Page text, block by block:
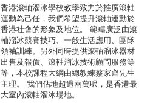
香港滾軸溜冰學校教學致力於推廣滾軸
運動為己任，我們希望提升滾軸運動於
香港社會的形象及地位。 範疇廣泛由滾
軸溜冰競賽技巧、一般生活應用、團隊
領袖訓練。另外同時提供滾軸溜冰器材
出售及報價、滾軸溜冰技術顧問服務等
等，本校課程大綱由總教練蔡家齊先生
主理。 我們佔地超過兩萬呎，是香港最
大室內滾軸溜冰場地。